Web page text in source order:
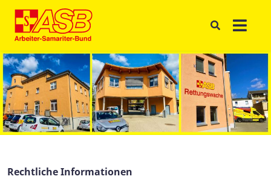
Rechtliche Informationen